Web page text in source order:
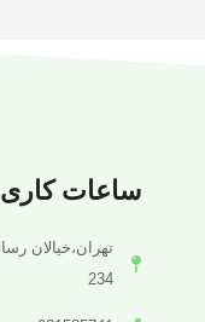
ساعات کاری
234